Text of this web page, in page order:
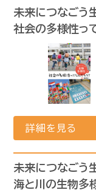
未来につなごう
社会の多様性っ
詳細を見る
未来につなごう
海と川の生物多